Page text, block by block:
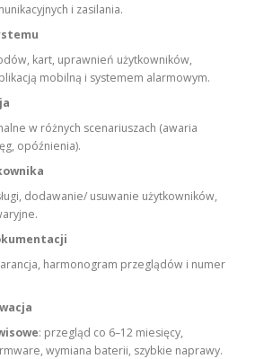
i zasilania.
kart, uprawnień użytkowników,
mobilną i systemem alarmowym.
w różnych scenariuszach (awaria
opóźnienia).
dodawanie/ usuwanie użytkowników,
harmonogram przeglądów i numer
: przegląd co 6–12 miesięcy,
wymiana baterii, szybkie naprawy.